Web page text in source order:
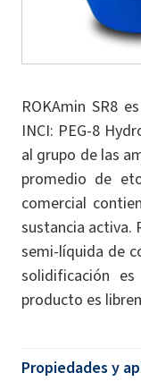
ROKAmin SR8
INCI: PEG-8
al grupo de las
promedio de
comercial
sustancia activa.
semi-líquida de
solidificación
producto es
Propiedades y